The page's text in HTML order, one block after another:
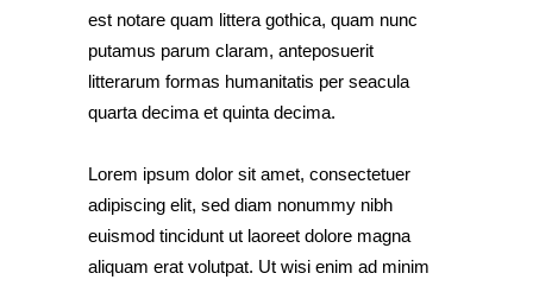
est notare quam littera gothica, quam nunc
putamus parum claram, anteposuerit
litterarum formas humanitatis per seacula
quarta decima et quinta decima.
Lorem ipsum dolor sit amet, consectetuer
adipiscing elit, sed diam nonummy nibh
euismod tincidunt ut laoreet dolore magna
aliquam erat volutpat. Ut wisi enim ad minim